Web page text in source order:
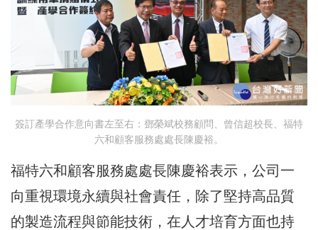
簽訂產學合作意向書左至右：鄧榮斌校務顧問、曾信超校長、福特
六和顧客服務處處長陳慶裕。
福特六和顧客服務處處長陳慶裕表示，公司一
向重視環境永續與社會責任，除了堅持高品質
的製造流程與節能技術，在人才培育方面也持